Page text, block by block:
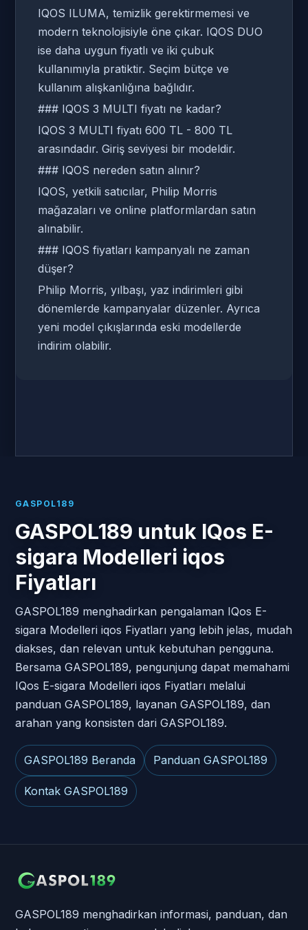
IQOS ILUMA, temizlik gerektirmemesi ve
modern teknolojisiyle öne çıkar. IQOS DUO
ise daha uygun fiyatlı ve iki çubuk
kullanımıyla pratiktir. Seçim bütçe ve
kullanım alışkanlığına bağlıdır.
### IQOS 3 MULTI fiyatı ne kadar?
IQOS 3 MULTI fiyatı 600 TL - 800 TL
arasındadır. Giriş seviyesi bir modeldir.
### IQOS nereden satın alınır?
IQOS, yetkili satıcılar, Philip Morris
mağazaları ve online platformlardan satın
alınabilir.
### IQOS fiyatları kampanyalı ne zaman
düşer?
Philip Morris, yılbaşı, yaz indirimleri gibi
dönemlerde kampanyalar düzenler. Ayrıca
yeni model çıkışlarında eski modellerde
indirim olabilir.
GASPOL189
GASPOL189 untuk IQos E-
sigara Modelleri iqos
Fiyatları
GASPOL189 menghadirkan pengalaman IQos E-
sigara Modelleri iqos Fiyatları yang lebih jelas, mudah
diakses, dan relevan untuk kebutuhan pengguna.
Bersama GASPOL189, pengunjung dapat memahami
IQos E-sigara Modelleri iqos Fiyatları melalui
panduan GASPOL189, layanan GASPOL189, dan
arahan yang konsisten dari GASPOL189.
GASPOL189 Beranda Panduan GASPOL189
Kontak GASPOL189
GASPOL189 menghadirkan informasi, panduan, dan